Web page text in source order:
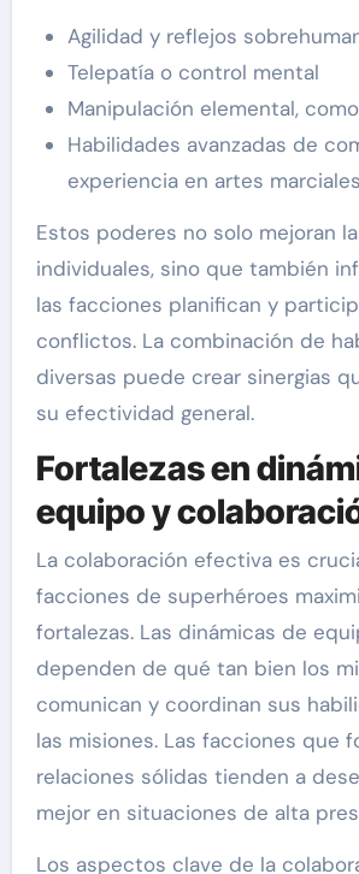
Agilidad y reflejos
Telepatía o control mental
Manipulación elemental,
Habilidades avanzadas de
experiencia en artes marciales
Estos poderes no solo mejoran
individuales, sino que también
las facciones planifican y
conflictos. La combinación de
diversas puede crear sinergias
su efectividad general.
Fortalezas en
equipo y
La colaboración efectiva es
facciones de superhéroes
fortalezas. Las dinámicas de
dependen de qué tan bien los
comunican y coordinan sus
las misiones. Las facciones que
relaciones sólidas tienden a
mejor en situaciones de alta
Los aspectos clave de la